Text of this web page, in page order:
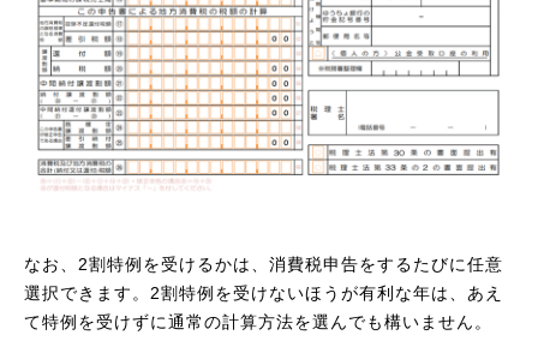
なお、2割特例を受けるかは、消費税申告をするたびに任意
選択できます。2割特例を受けないほうが有利な年は、あえ
て特例を受けずに通常の計算方法を選んでも構いません。